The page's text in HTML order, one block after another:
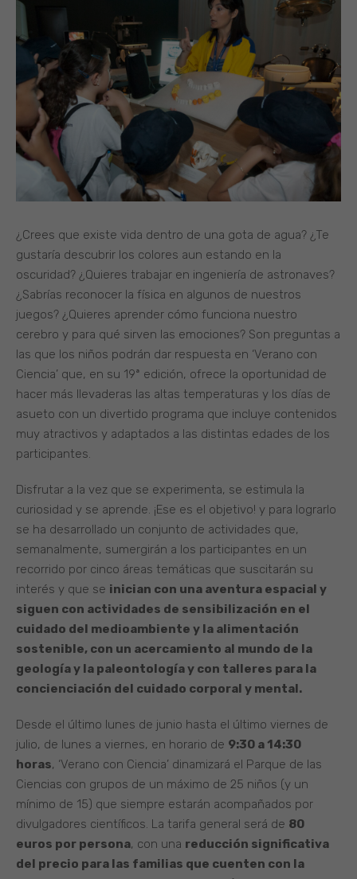
¿Crees que existe vida dentro de una gota de agua? ¿Te
gustaría descubrir los colores aun estando en la
oscuridad? ¿Quieres trabajar en ingeniería de astronaves?
¿Sabrías reconocer la física en algunos de nuestros
juegos? ¿Quieres aprender cómo funciona nuestro
cerebro y para qué sirven las emociones? Son preguntas a
las que los niños podrán dar respuesta en ‘Verano con
Ciencia’ que, en su 19ª edición, ofrece la oportunidad de
hacer más llevaderas las altas temperaturas y los días de
asueto con un divertido programa que incluye contenidos
muy atractivos y adaptados a las distintas edades de los
participantes.
Disfrutar a la vez que se experimenta, se estimula la
curiosidad y se aprende. ¡Ese es el objetivo! y para lograrlo
se ha desarrollado un conjunto de actividades que,
semanalmente, sumergirán a los participantes en un
recorrido por cinco áreas temáticas que suscitarán su
interés y que se inician con una aventura espacial y
siguen con actividades de sensibilización en el
cuidado del medioambiente y la alimentación
sostenible, con un acercamiento al mundo de la
geología y la paleontología y con talleres para la
concienciación del cuidado corporal y mental.
Desde el último lunes de junio hasta el último viernes de
julio, de lunes a viernes, en horario de 9:30 a 14:30
horas, ‘Verano con Ciencia’ dinamizará el Parque de las
Ciencias con grupos de un máximo de 25 niños (y un
mínimo de 15) que siempre estarán acompañados por
divulgadores científicos. La tarifa general será de 80
euros por persona, con una reducción significativa
del precio para las familias que cuenten con la